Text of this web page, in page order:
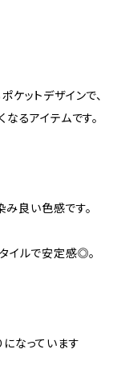
ケットデザインで、
るアイテムです。
良い色感です。
イルで安定感◎。
なっています